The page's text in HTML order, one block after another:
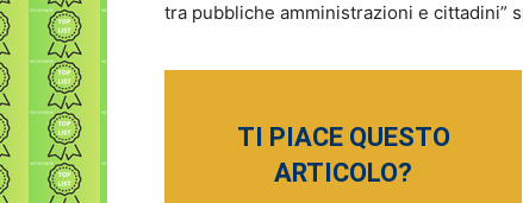
tra pubbliche amministrazioni e cittadini”
TI PIACE QUESTO
ARTICOLO?